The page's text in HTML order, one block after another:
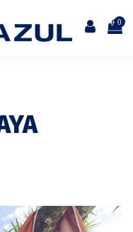
0